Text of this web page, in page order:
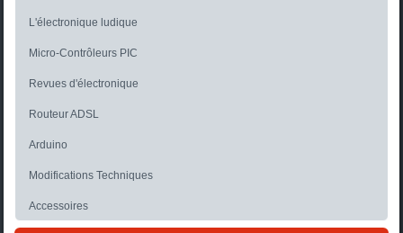
L'électronique ludique
Micro-Contrôleurs PIC
Revues d'électronique
Routeur ADSL
Arduino
Modifications Techniques
Accessoires